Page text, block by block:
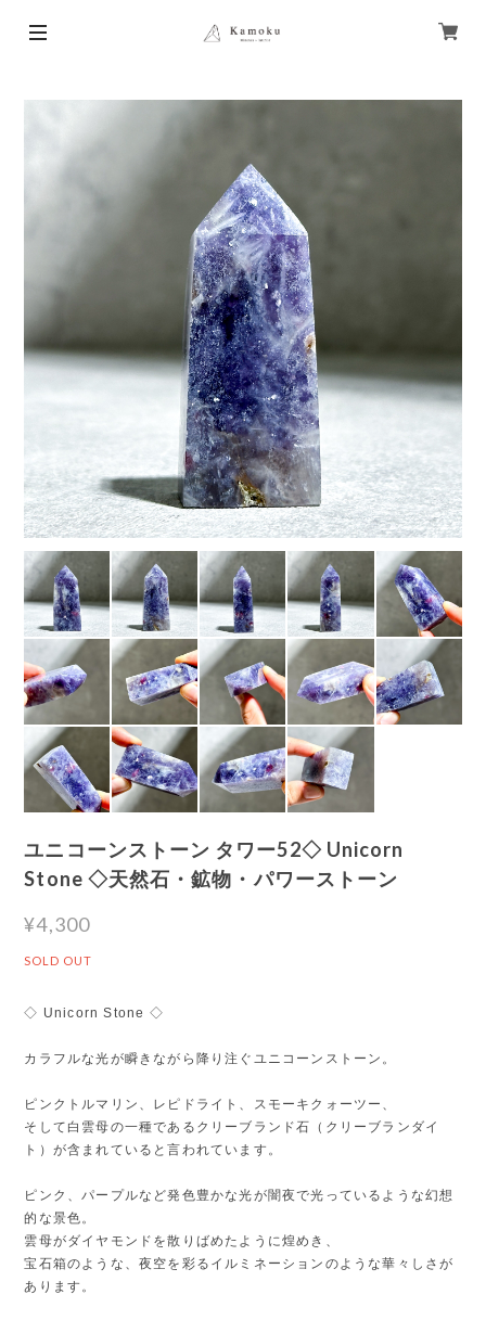
ユニコーンストーン タワー52◇ Unicorn
Stone ◇天然石・鉱物・パワーストーン
¥4,300
SOLD OUT
◇ Unicorn Stone ◇
カラフルな光が瞬きながら降り注ぐユニコーンストーン。
ピンクトルマリン、レピドライト、スモーキクォーツー、
そして白雲母の一種であるクリーブランド石（クリーブランダイ
ト）が含まれていると言われています。
ピンク、パープルなど発色豊かな光が闇夜で光っているような幻想
的な景色。
雲母がダイヤモンドを散りばめたように煌めき、
宝石箱のような、夜空を彩るイルミネーションのような華々しさが
あります。